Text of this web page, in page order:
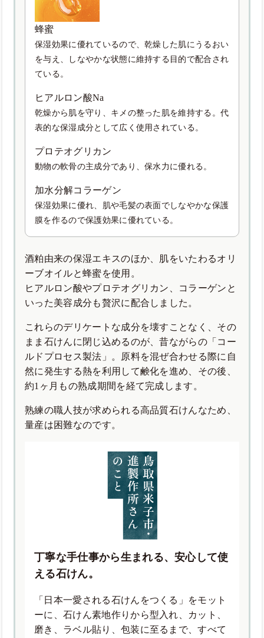
蜂蜜
保湿効果に優れているので、乾燥した肌にうるおい
を与え、しなやかな状態に維持する目的で配合され
ている。
ヒアルロン酸Na
乾燥から肌を守り、キメの整った肌を維持する。代
表的な保湿成分として広く使用されている。
プロテオグリカン
動物の軟骨の主成分であり、保水力に優れる。
加水分解コラーゲン
保湿効果に優れ、肌や毛髪の表面でしなやかな保護
膜を作るので保護効果に優れている。
酒粕由来の保湿エキスのほか、肌をいたわるオリ
ーブオイルと蜂蜜を使用。
ヒアルロン酸やプロテオグリカン、コラーゲンと
いった美容成分も贅沢に配合しました。
これらのデリケートな成分を壊すことなく、その
まま石けんに閉じ込めるのが、昔ながらの「コー
ルドプロセス製法」。原料を混ぜ合わせる際に自
然に発生する熱を利用して鹸化を進め、その後、
約1ヶ月もの熟成期間を経て完成します。
熟練の職人技が求められる高品質石けんなため、
量産は困難なのです。
丁寧な手仕事から生まれる、安心して使
える石けん。
「日本一愛される石けんをつくる」をモット
ーに、石けん素地作りから型入れ、カット、
磨き、ラベル貼り、包装に至るまで、すべて